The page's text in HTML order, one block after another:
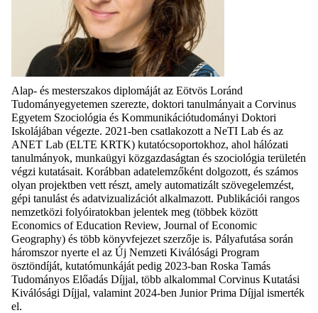
Alap- és mesterszakos diplomáját az Eötvös Loránd
Tudományegyetemen szerezte, doktori tanulmányait a Corvinus
Egyetem Szociológia és Kommunikációtudományi Doktori
Iskolájában végezte. 2021-ben csatlakozott a NeTI Lab és az
ANET Lab (ELTE KRTK) kutatócsoportokhoz, ahol hálózati
tanulmányok, munkaügyi közgazdaságtan és szociológia területén
végzi kutatásait. Korábban adatelemzőként dolgozott, és számos
olyan projektben vett részt, amely automatizált szövegelemzést,
gépi tanulást és adatvizualizációt alkalmazott. Publikációi rangos
nemzetközi folyóiratokban jelentek meg (többek között
Economics of Education Review, Journal of Economic
Geography) és több könyvfejezet szerzője is. Pályafutása során
háromszor nyerte el az Új Nemzeti Kiválósági Program
ösztöndíját, kutatómunkáját pedig 2023-ban Roska Tamás
Tudományos Előadás Díjjal, több alkalommal Corvinus Kutatási
Kiválósági Díjjal, valamint 2024-ben Junior Prima Díjjal ismerték
el.